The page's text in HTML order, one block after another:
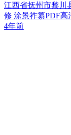
江西省抚州市黎川
修 涂景祚纂PDF
4年前